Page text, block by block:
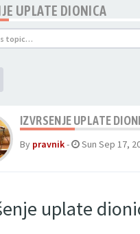
UPLATE DIONICA
IZVRSENJE UPLATE
By pravnik- Sun Sep 17,
uplate